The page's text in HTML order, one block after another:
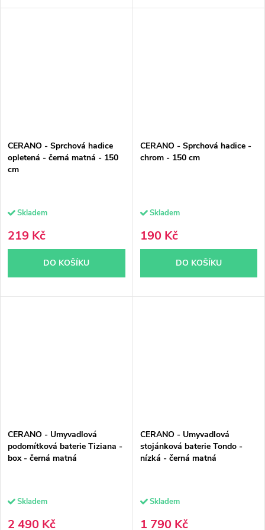
CERANO - Sprchová hadice
opletená - černá matná - 150
cm
Skladem
219 Kč
DO KOŠÍKU
CERANO - Sprchová hadice -
chrom - 150 cm
Skladem
190 Kč
DO KOŠÍKU
CERANO - Umyvadlová
podomítková baterie Tiziana -
box - černá matná
Skladem
2 490 Kč
CERANO - Umyvadlová
stojánková baterie Tondo -
nízká - černá matná
Skladem
1 790 Kč